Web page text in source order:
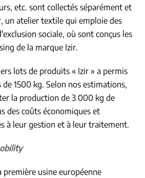
etc. sont collectés séparément et
un atelier textile qui emploie des
sociale, où sont conçus les
de la marque Izir.
lots de produits « Izir » a permis
1500 kg. Selon nos estimations,
la production de 3 000 kg de
des coûts économiques et
à leur gestion et à leur traitement.
usine européenne